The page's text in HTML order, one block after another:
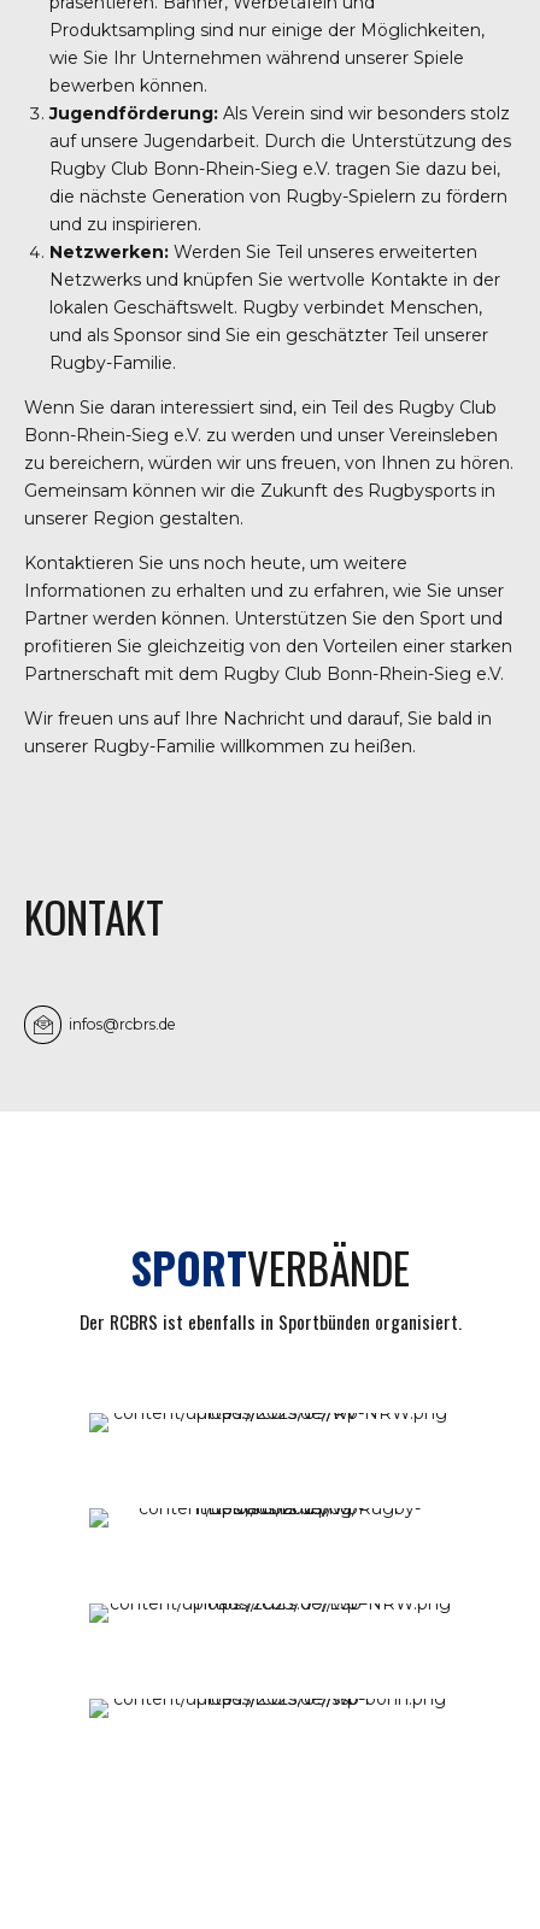
Produktsampling sind nur einige der Möglichkeiten,
wie Sie Ihr Unternehmen während unserer Spiele
bewerben können.
Jugendförderung: Als Verein sind wir besonders stolz
auf unsere Jugendarbeit. Durch die Unterstützung des
Rugby Club Bonn-Rhein-Sieg e.V. tragen Sie dazu bei,
die nächste Generation von Rugby-Spielern zu fördern
und zu inspirieren.
Netzwerken: Werden Sie Teil unseres erweiterten
Netzwerks und knüpfen Sie wertvolle Kontakte in der
lokalen Geschäftswelt. Rugby verbindet Menschen,
und als Sponsor sind Sie ein geschätzter Teil unserer
Rugby-Familie.
Wenn Sie daran interessiert sind, ein Teil des Rugby Club
Bonn-Rhein-Sieg e.V. zu werden und unser Vereinsleben
zu bereichern, würden wir uns freuen, von Ihnen zu hören.
Gemeinsam können wir die Zukunft des Rugbysports in
unserer Region gestalten.
Kontaktieren Sie uns noch heute, um weitere
Informationen zu erhalten und zu erfahren, wie Sie unser
Partner werden können. Unterstützen Sie den Sport und
profitieren Sie gleichzeitig von den Vorteilen einer starken
Partnerschaft mit dem Rugby Club Bonn-Rhein-Sieg e.V.
Wir freuen uns auf Ihre Nachricht und darauf, Sie bald in
unserer Rugby-Familie willkommen zu heißen.
KONTAKT
infos@rcbrs.de
SPORTVERBÄNDE
Der RCBRS ist ebenfalls in Sportbünden organisiert.